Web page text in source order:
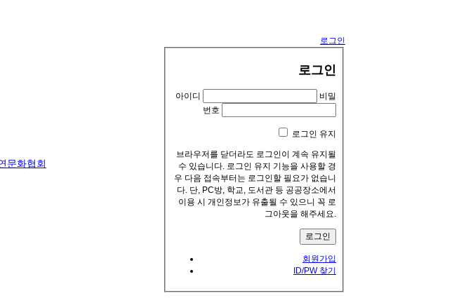
로그인
로그인
아이디
비밀
번호
로그인 유지
브라우저를 닫더라도 로그인이 계속 유지될
수 있습니다. 로그인 유지 기능을 사용할 경
우 다음 접속부터는 로그인할 필요가 없습니
다. 단, PC방, 학교, 도서관 등 공공장소에서
이용 시 개인정보가 유출될 수 있으니 꼭 로
그아웃을 해주세요.
회원가입
ID/PW 찾기